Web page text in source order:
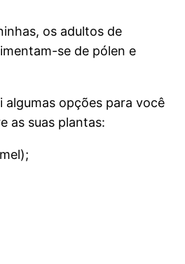
os adultos de
se de pólen e
algumas opções para você
as suas plantas: